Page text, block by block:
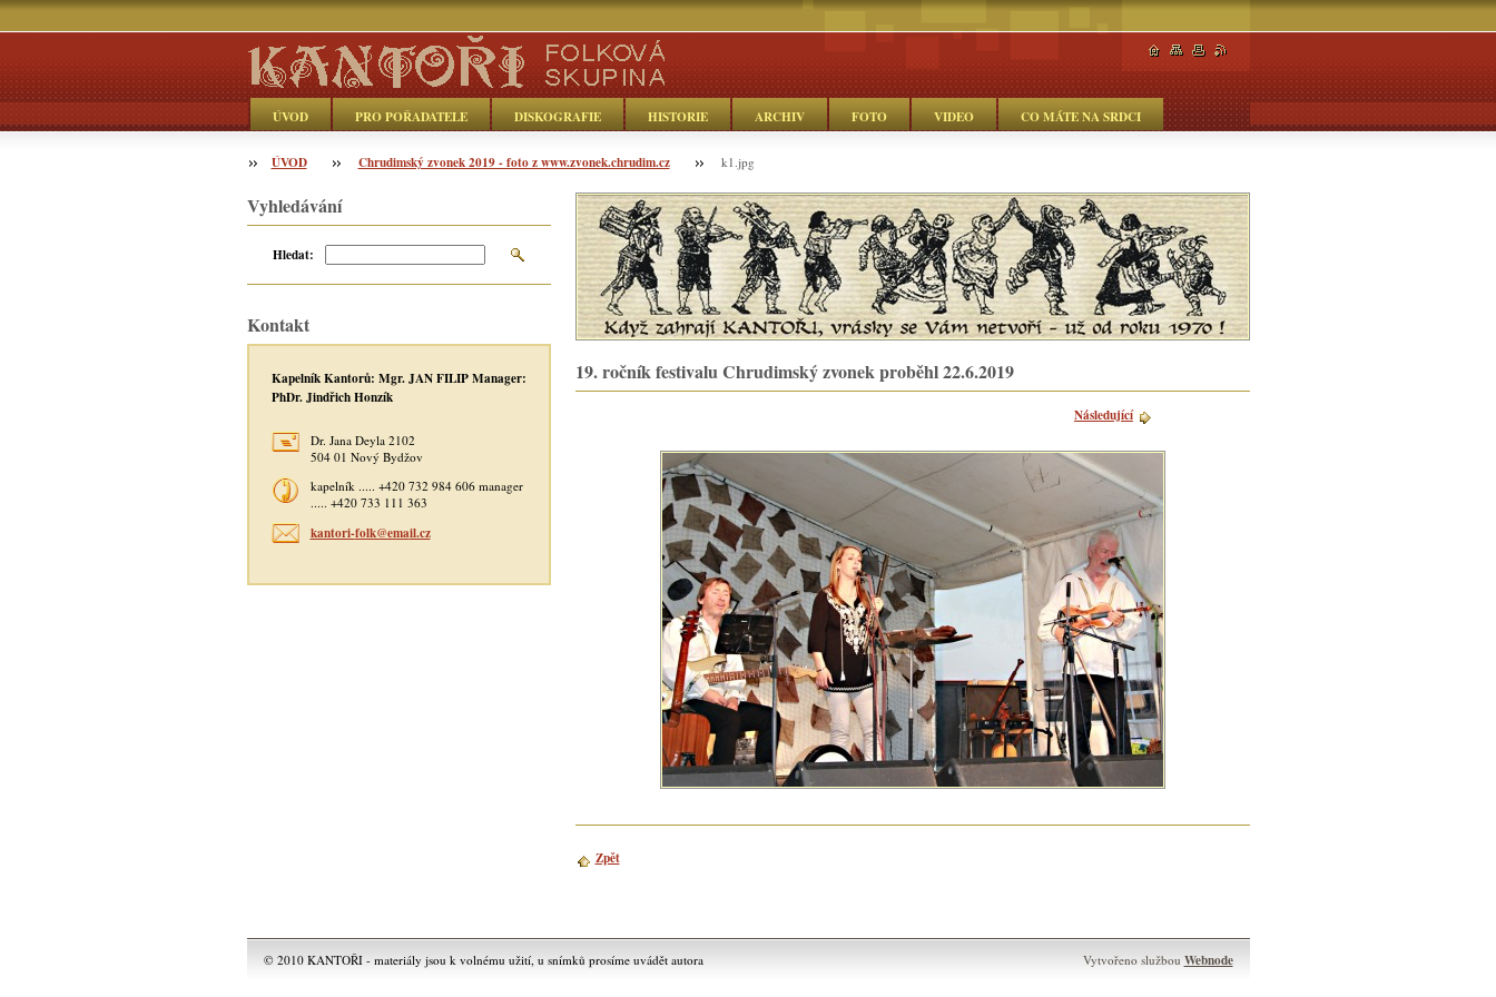
ÚVOD PRO POŘADATELE DISKOGRAFIE HISTORIE ARCHIV FOTO VIDEO CO MÁTE NA SRDCI
Objednávka
ÚVOD Chrudimský zvonek 2019 - foto z www.zvonek.chrudim.cz k1.jpg
19. ročník festivalu Chrudimský zvonek proběhl 22.6.2019
Následující
Zpět
Vyhledávání
Hledat:
Kontakt
Kapelník Kantorů: Mgr. JAN FILIP Manager:
PhDr. Jindřich Honzík
Dr. Jana Deyla 2102
504 01 Nový Bydžov
kapelník ..... +420 732 984 606 manager
..... +420 733 111 363
kantori-folk@email.cz
© 2010 KANTOŘI - materiály jsou k volnému užití, u snímků prosíme uvádět autora Vytvořeno službou Webnode